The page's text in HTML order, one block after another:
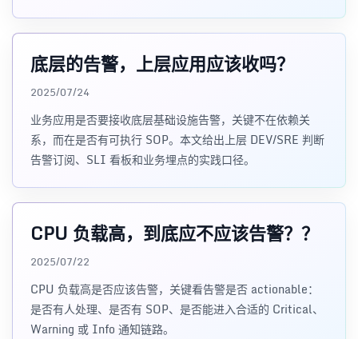
底层的告警，上层应用应该收吗？
2025/07/24
业务应用是否要接收底层基础设施告警，关键不在依赖关
系，而在是否有可执行 SOP。本文给出上层 DEV/SRE 判断
告警订阅、SLI 看板和业务埋点的实践口径。
CPU 负载高，到底应不应该告警？？
2025/07/22
CPU 负载高是否应该告警，关键看告警是否 actionable：
是否有人处理、是否有 SOP、是否能进入合适的 Critical、
Warning 或 Info 通知链路。